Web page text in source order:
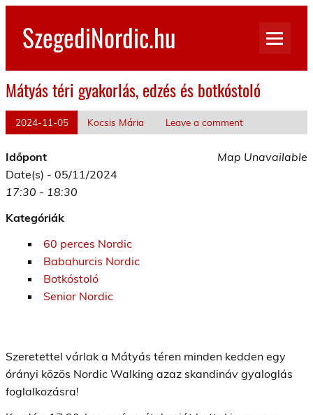
Skip
contentSzegediNordic.hu
Mátyás téri gyakorlás, edzés és botkóstoló
2024-11-05 Kocsis Mária Leave a comment
Map Unavailable
Időpont
Date(s) - 05/11/2024
17:30 - 18:30
Kategóriák
60 perces Nordic
Babahurcis Nordic
Botkóstoló
Senior Nordic
Szeretettel várlak a Mátyás téren minden kedden egy
órányi közös Nordic Walking azaz skandináv gyaloglás
foglalkozásra!